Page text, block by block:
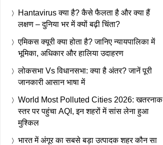
Hantavirus क्या है? कैसे फैलता है और क्या हैं
लक्षण – दुनिया भर में क्यों बढ़ी चिंता?
एमिकस क्यूरी क्या होता है? जानिए न्यायपालिका में
भूमिका, अधिकार और हालिया उदाहरण
लोकसभा Vs विधानसभा: क्या है अंतर? जानें पूरी
जानकारी आसान भाषा में
World Most Polluted Cities 2026: खतरनाक
स्तर पर पहुंचा AQI, इन शहरों में सांस लेना हुआ
मुश्किल
भारत में अंगूर का सबसे बड़ा उत्पादक शहर कौन सा